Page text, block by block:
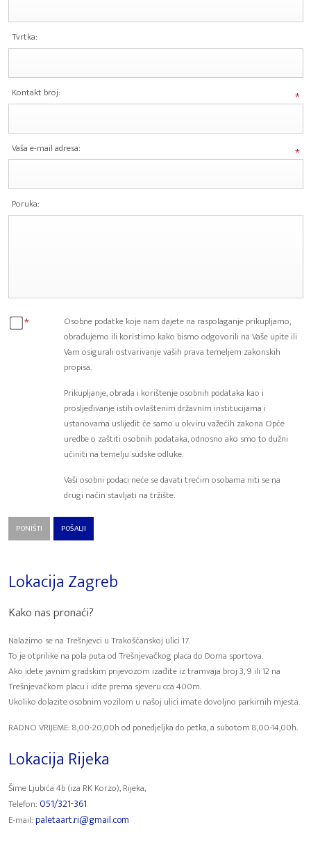
Tvrtka:
Kontakt broj: *
Vaša e-mail adresa: *
Poruka:
*
Osobne podatke koje nam dajete na raspolaganje prikupljamo,
obrađujemo ili koristimo kako bismo odgovorili na Vaše upite ili
Vam osigurali ostvarivanje vaših prava temeljem zakonskih
propisa.
Prikupljanje, obrada i korištenje osobnih podataka kao i
prosljeđivanje istih ovlaštenim državnim institucijama i
ustanovama uslijedit će samo u okviru važećih zakona Opće
uredbe o zaštiti osobnih podataka, odnosno ako smo to dužni
učiniti na temelju sudske odluke.
Vaši osobni podaci neće se davati trećim osobama niti se na
drugi način stavljati na tržište.
Lokacija Zagreb
Kako nas pronaći?
Nalazimo se na Trešnjevci u Trakošćanskoj ulici 17.
To je otprilike na pola puta od Trešnjevačkog placa do Doma sportova.
Ako idete javnim gradskim prijevozom izađite iz tramvaja broj 3, 9 ili 12 na
Trešnjevačkom placu i idite prema sjeveru cca 400m.
Ukoliko dolazite osobnim vozilom u našoj ulici imate dovoljno parkirnih mjesta.
RADNO VRIJEME: 8,00-20,00h od ponedjeljka do petka, a subotom 8,00-14,00h.
Lokacija Rijeka
Šime Ljubića 4b (iza RK Korzo), Rijeka,
Telefon: 051/321-361
E-mail:paletaart.ri@gmail.com